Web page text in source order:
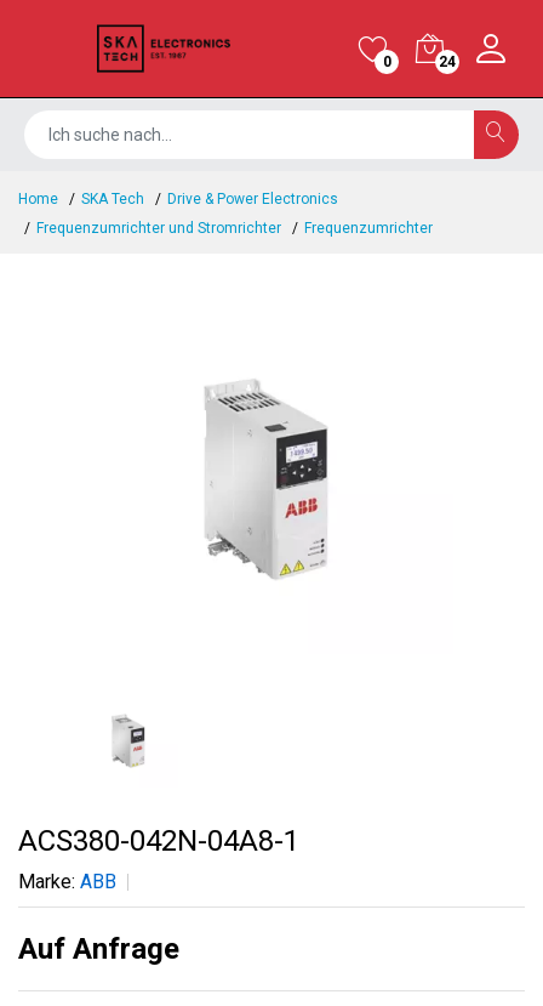
0 24
Home SKA Tech
Drive & Power Electronics
Frequenzumrichter und Stromrichter
Frequenzumrichter
ACS380-042N-04A8-1
Marke: ABB
Auf Anfrage